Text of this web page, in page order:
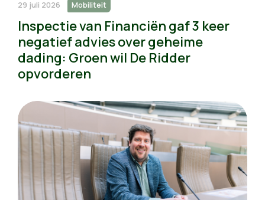
29 juli 2026 Mobiliteit
Inspectie van Financiën gaf 3 keer
negatief advies over geheime
dading: Groen wil De Ridder
opvorderen